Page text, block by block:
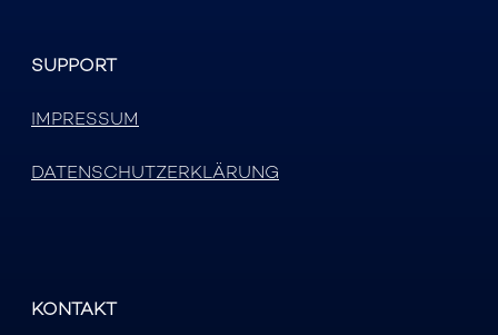
SUPPORT
IMPRESSUM
DATENSCHUTZERKLÄRUNG
KONTAKT